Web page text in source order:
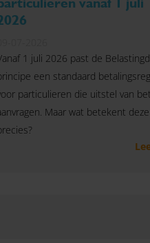
1 juli 2026 past de
een standaard
particulieren die uitstel van
Maar wat betekent